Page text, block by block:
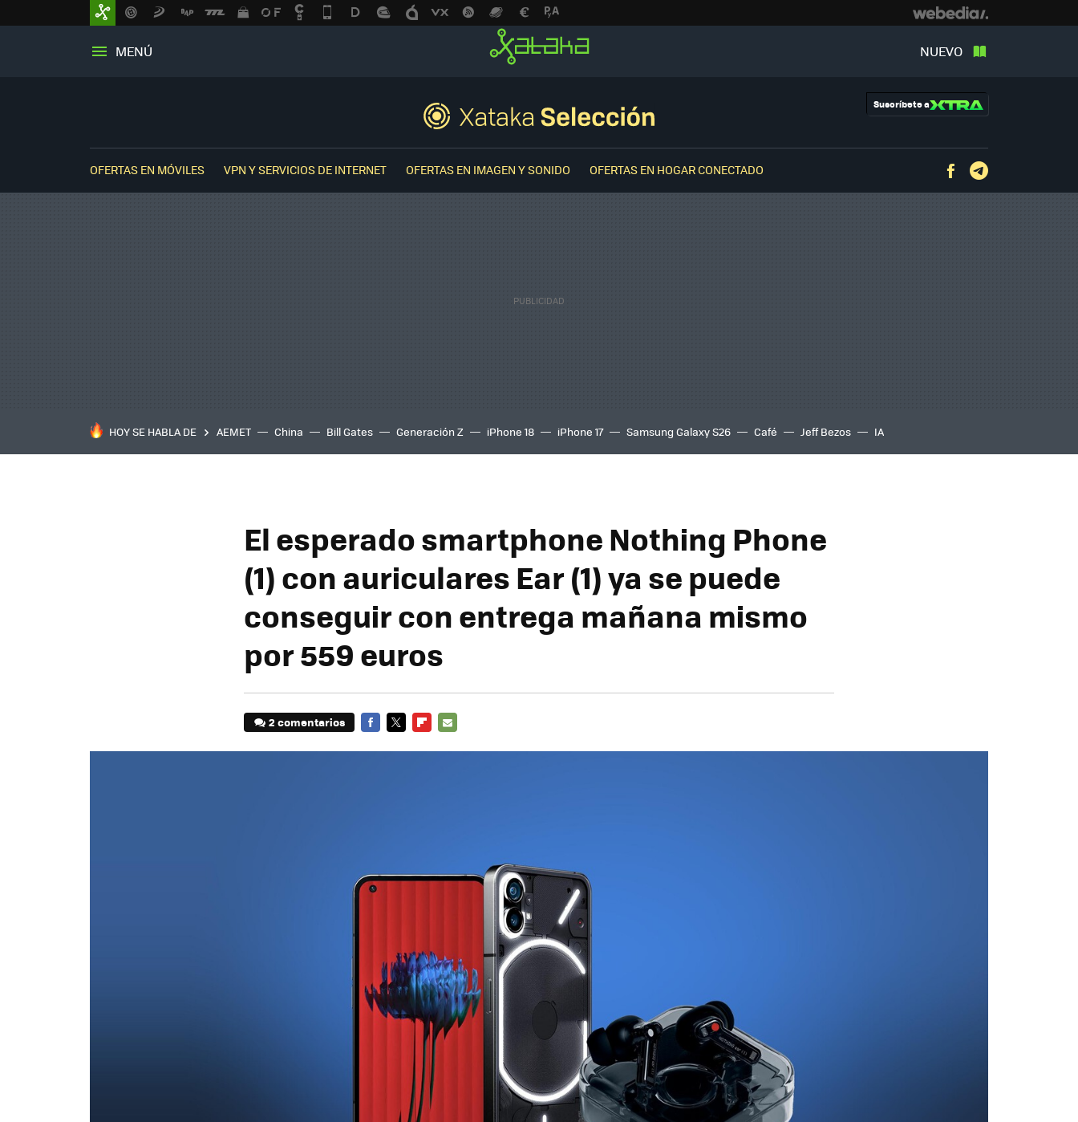
MENÚ NUEVO
Suscríbete a
OFERTAS EN MÓVILES VPN Y SERVICIOS DE INTERNET OFERTAS EN IMAGEN Y SONIDO OFERTAS EN HOGAR CONECTADO Facebook
HOY SE HABLA DE AEMET China Bill Gates Generación Z iPhone 18 iPhone 17 Samsung Galaxy S26 Café Jeff Bezos IA
El esperado smartphone Nothing Phone
(1) con auriculares Ear (1) ya se puede
conseguir con entrega mañana mismo
por 559 euros
2 comentarios